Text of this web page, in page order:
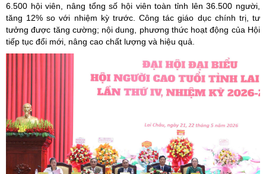
6.500 hội viên, nâng tổng số hội viên toàn tỉnh lên 36.500 người,
tăng 12% so với nhiệm kỳ trước. Công tác giáo dục chính trị, tư
tưởng được tăng cường; nội dung, phương thức hoạt động của Hội
tiếp tục đổi mới, nâng cao chất lượng và hiệu quả.